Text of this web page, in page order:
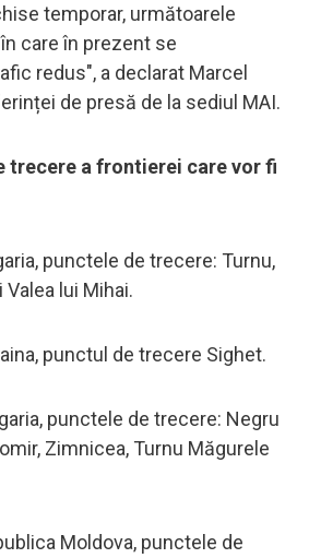
temporar, următoarele
care în prezent se
redus", a declarat Marcel
de presă de la sediul MAI.
trecere a frontierei care vor fi
punctele de trecere: Turnu,
lui Mihai.
punctul de trecere Sighet.
punctele de trecere: Negru
Zimnicea, Turnu Măgurele
Moldova, punctele de